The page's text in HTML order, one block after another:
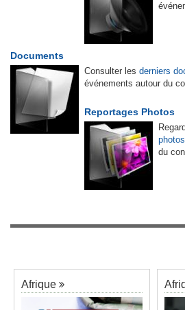
Documents
Consulter les derniers
événements autour du
Reportages Photos
photos
du
Afrique